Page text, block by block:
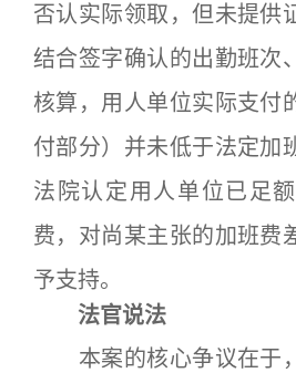
否认实际领取，但未提供
结合签字确认的出勤班次
核算，用人单位实际支付
付部分）并未低于法定加
法院认定用人单位已足
费，对尚某主张的加班费
予支持。
法官说法
本案的核心争议在于